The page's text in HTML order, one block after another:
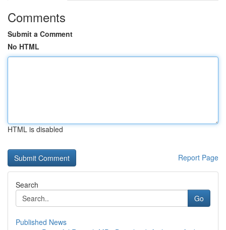
Comments
Submit a Comment
No HTML
HTML is disabled
Report Page
Search
Go
Published News